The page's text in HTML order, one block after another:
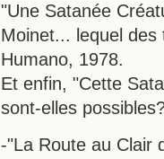
"Une Satanée
Moinet... lequel
Humano, 1978.
Et enfin, "Cette
sont-elles
-"La Route au Clair